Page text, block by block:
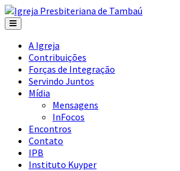
A Igreja
Contribuições
Forças de Integração
Servindo Juntos
Mídia
Mensagens
InFocos
Encontros
Contato
IPB
Instituto Kuyper